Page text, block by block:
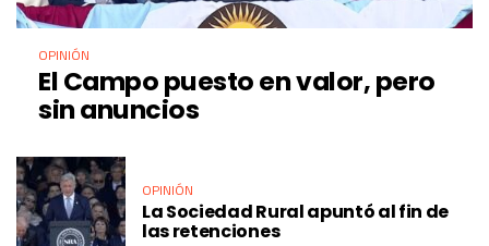
OPINIÓN
El Campo puesto en valor, pero
sin anuncios
OPINIÓN
La Sociedad Rural apuntó al fin de
las retenciones